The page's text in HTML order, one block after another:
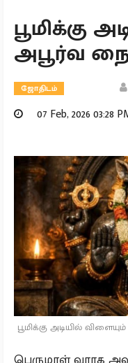
பூமிக்கு
அபூர்வ
ஜோதிடம்
07 Feb, 2026 03:28
பூமிக்கு அடியில்